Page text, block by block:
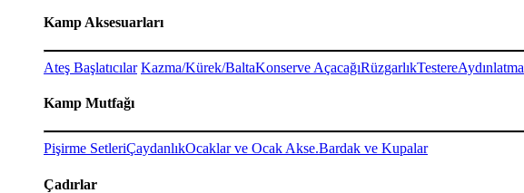
Kamp Aksesuarları
Ateş Başlatıcılar Kazma/Kürek/BaltaKonserve AçacağıRüzgarlıkTestereAydınlatma
Kamp Mutfağı
Pişirme SetleriÇaydanlıkOcaklar ve Ocak Akse.Bardak ve Kupalar
Çadırlar